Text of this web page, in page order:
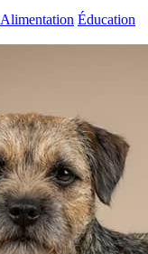
Alimentation Éducation